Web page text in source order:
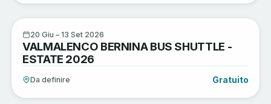
Sagre e Tradizioni
GIU
20 Giu – 13 Set 2026
VALMALENCO BERNINA BUS SHUTTLE -
ESTATE 2026
Da definire Gratuito